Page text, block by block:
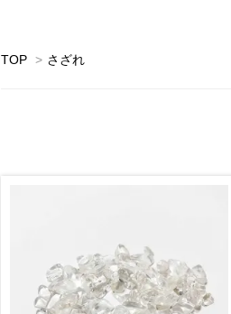
TOP > さざれ